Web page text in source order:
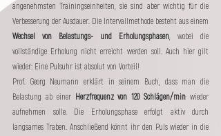
angenehmsten Trainingseinheiten, sie sind aber wichtig für die
Wechsel von Belastungs- und Erholungsphasen, wobei die
vollständige Erholung nicht erreicht werden soll. Auch hier gilt
wieder: Eine Pulsuhr ist absolut von Vorteil!
Prof. Georg Neumann erklärt in seinem Buch, dass man die
Belastung ab einer Herzfrequenz von 120 Schlägen/min wieder
aufnehmen solle. Die Erholungsphase erfolgt aktiv durch
langsames Traben. Anschließend könnt ihr den Puls wieder in die